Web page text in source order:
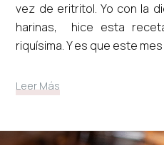
vez de eritritol. Yo con la
harinas, hice esta
riquísima. Y es que este
Leer Más